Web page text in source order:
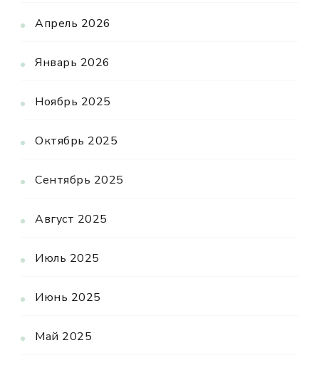
Апрель 2026
Январь 2026
Ноябрь 2025
Октябрь 2025
Сентябрь 2025
Август 2025
Июль 2025
Июнь 2025
Май 2025